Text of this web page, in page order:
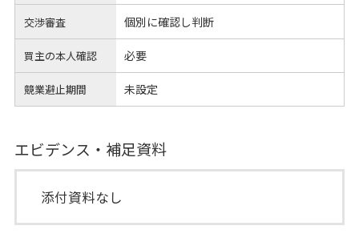
交渉審査 個別に確認し判断
買主の本人確認 必要
競業避止期間 未設定
エビデンス・補足資料
添付資料なし